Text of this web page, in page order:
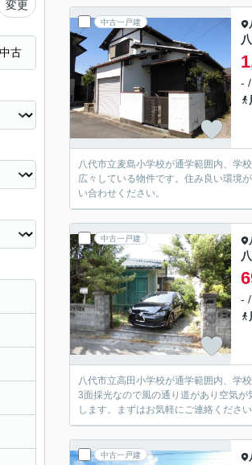
中古一戸建
-
八代市立麦島小学校が通学範囲内、学
広々している物件です。住み良い環境
い合わせください。
中古一戸建
-
八代市立高田小学校が通学範囲内、学
3面採光なので風の通り道があり空気
します。まずはお気軽にご連絡ください
中古一戸建
変更
中古